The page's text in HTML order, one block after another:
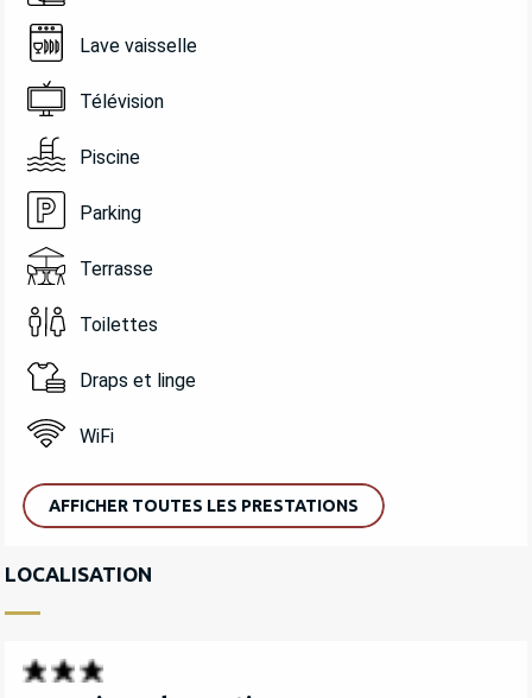
Lave vaisselle
Télévision
Piscine
Parking
Terrasse
Toilettes
Draps et linge
WiFi
AFFICHER TOUTES LES PRESTATIONS
LOCALISATION